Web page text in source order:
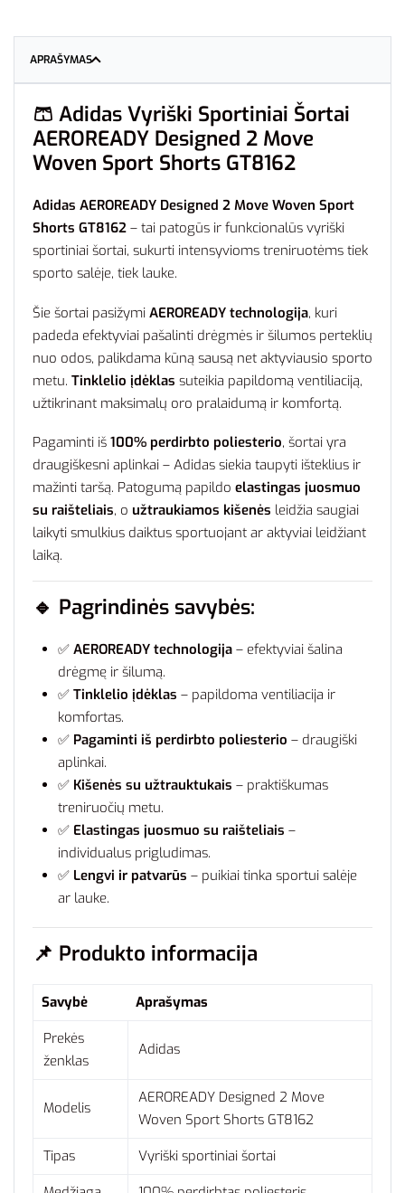
APRAŠYMAS
🩳 Adidas Vyriški Sportiniai Šortai
AEROREADY Designed 2 Move
Woven Sport Shorts GT8162
Adidas AEROREADY Designed 2 Move Woven Sport
Shorts GT8162 – tai patogūs ir funkcionalūs vyriški
sportiniai šortai, sukurti intensyvioms treniruotėms tiek
sporto salėje, tiek lauke.
Šie šortai pasižymi AEROREADY technologija, kuri
padeda efektyviai pašalinti drėgmės ir šilumos perteklių
nuo odos, palikdama kūną sausą net aktyviausio sporto
metu. Tinklelio įdėklas suteikia papildomą ventiliaciją,
užtikrinant maksimalų oro pralaidumą ir komfortą.
Pagaminti iš 100% perdirbto poliesterio, šortai yra
draugiškesni aplinkai – Adidas siekia taupyti išteklius ir
mažinti taršą. Patogumą papildo elastingas juosmuo
su raišteliais, o užtraukiamos kišenės leidžia saugiai
laikyti smulkius daiktus sportuojant ar aktyviai leidžiant
laiką.
🔹 Pagrindinės savybės:
✅AEROREADY technologija – efektyviai šalina
drėgmę ir šilumą.
✅Tinklelio įdėklas – papildoma ventiliacija ir
komfortas.
✅ Pagaminti iš perdirbto poliesterio – draugiški
aplinkai.
✅ Kišenės su užtrauktukais – praktiškumas
treniruočių metu.
✅ Elastingas juosmuo su raišteliais –
individualus prigludimas.
✅ Lengvi ir patvarūs – puikiai tinka sportui salėje
ar lauke.
📌 Produkto informacija
Savybė
Aprašymas
Prekės
ženklas
Adidas
Modelis
AEROREADY Designed 2 Move
Woven Sport Shorts GT8162
Tipas
Vyriški sportiniai šortai